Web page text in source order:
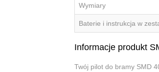
Wymiary
Baterie i instrukcja w
Informacje produkt
Twój pilot do bramy SMD